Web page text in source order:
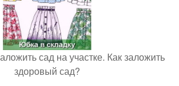
сад на участке. Как заложить
здоровый сад?